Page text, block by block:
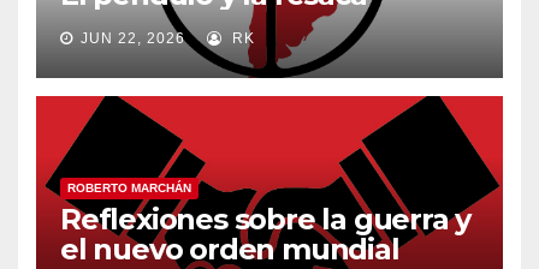
JUN 22, 2026 RK
ROBERTO MARCHÁN
Reflexiones sobre la guerra y
el nuevo orden mundial